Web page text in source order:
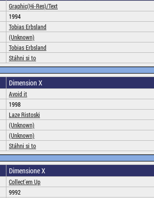
Graphic(Hi-Res)/Text
1994
Tobias Erbsland
(Unknown)
Tobias Erbsland
Stáhni si to
Dimension X
Avoid it
1998
Laze Ristoski
(Unknown)
(Unknown)
Stáhni si to
Dimensione X
Collect'em Up
9992